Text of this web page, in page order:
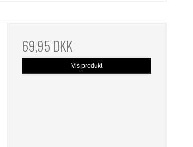
69,95 DKK
Vis produkt